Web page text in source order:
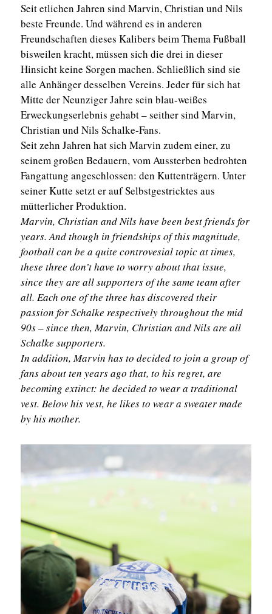
Seit etlichen Jahren sind Marvin, Christian und Nils
beste Freunde. Und während es in anderen
Freundschaften dieses Kalibers beim Thema Fußball
bisweilen kracht, müssen sich die drei in dieser
Hinsicht keine Sorgen machen. Schließlich sind sie
alle Anhänger desselben Vereins. Jeder für sich hat
Mitte der Neunziger Jahre sein blau-weißes
Erweckungserlebnis gehabt – seither sind Marvin,
Christian und Nils Schalke-Fans.
Seit zehn Jahren hat sich Marvin zudem einer, zu
seinem großen Bedauern, vom Aussterben bedrohten
Fangattung angeschlossen: den Kuttenträgern. Unter
seiner Kutte setzt er auf Selbstgestricktes aus
mütterlicher Produktion.
Marvin, Christian and Nils have been best friends for
years. And though in friendships of this magnitude,
football can be a quite controvesial topic at times,
these three don’t have to worry about that issue,
since they are all supporters of the same team after
all. Each one of the three has discovered their
passion for Schalke respectively throughout the mid
90s – since then, Marvin, Christian and Nils are all
Schalke supporters.
In addition, Marvin has to decided to join a group of
fans about ten years ago that, to his regret, are
becoming extinct: he decided to wear a traditional
vest. Below his vest, he likes to wear a sweater made
by his mother.